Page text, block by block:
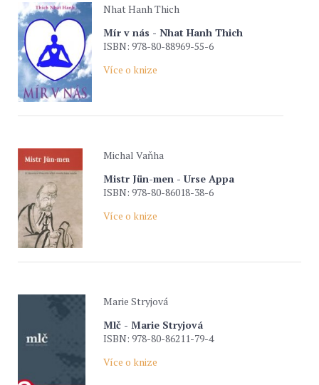
Nhat Hanh Thich
Mír v nás - Nhat Hanh Thich
ISBN: 978-80-88969-55-6
Více o knize
Michal Vaňha
Mistr Jün-men - Urse Appa
ISBN: 978-80-86018-38-6
Více o knize
Marie Stryjová
Mlč - Marie Stryjová
ISBN: 978-80-86211-79-4
Více o knize